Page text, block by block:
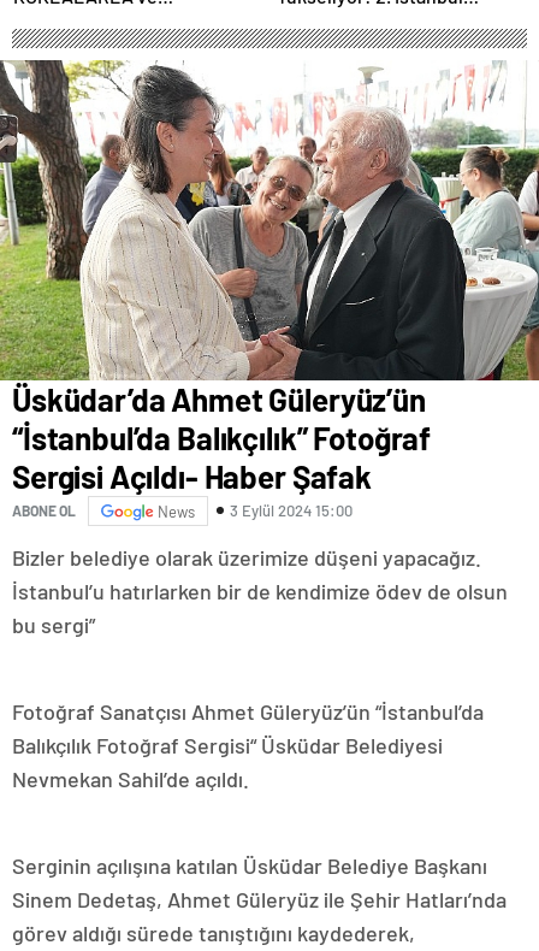
RENKLENİYOR!
Mayıs’ta Kentin Dört Bir
Üsküdar’da Ahmet Güleryüz’ün
“İstanbul’da Balıkçılık” Fotoğraf
Sergisi Açıldı- Haber Şafak
ABONE OL News 3 Eylül 2024 15:00
Bizler belediye olarak üzerimize düşeni yapacağız.
İstanbul’u hatırlarken bir de kendimize ödev de olsun
bu sergi”
Fotoğraf Sanatçısı Ahmet Güleryüz’ün “İstanbul’da
Balıkçılık Fotoğraf Sergisi“ Üsküdar Belediyesi
Nevmekan Sahil’de açıldı.
Serginin açılışına katılan Üsküdar Belediye Başkanı
Sinem Dedetaş, Ahmet Güleryüz ile Şehir Hatları’nda
görev aldığı sürede tanıştığını kaydederek,